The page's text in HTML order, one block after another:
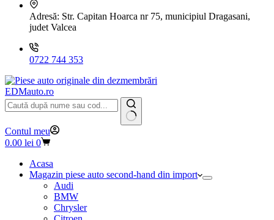
Adresă: Str. Capitan Hoarca nr 75, municipiul Dragasani,
judet Valcea
0722 744 353
EDMauto.ro
Niciun
rezultat
Contul meu
Coș
cumpărături
0.00 lei 0
Acasa
Magazin piese auto second-hand din import
Audi
BMW
Chrysler